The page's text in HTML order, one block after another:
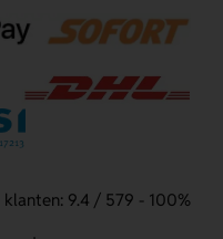
9.4 / 579 - 100%